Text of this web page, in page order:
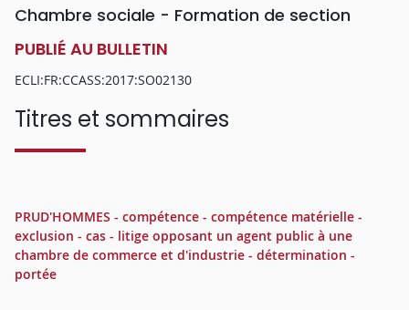
Chambre sociale - Formation de section
PUBLIÉ AU BULLETIN
ECLI:FR:CCASS:2017:SO02130
Titres et sommaires
PRUD'HOMMES - compétence - compétence matérielle -
exclusion - cas - litige opposant un agent public à une
chambre de commerce et d'industrie - détermination -
portée